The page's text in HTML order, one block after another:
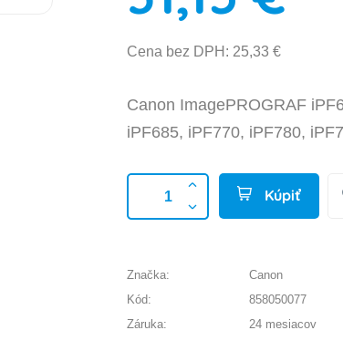
Cena bez DPH: 25,33 €
Canon ImagePROGRAF
iPF685, iPF770, iPF780,
Kúpiť
Značka:
Canon
Kód:
858050077
Záruka:
24 mesiacov